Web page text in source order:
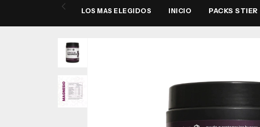
LOS MAS ELEGIDOS INICIO PACKS STIER